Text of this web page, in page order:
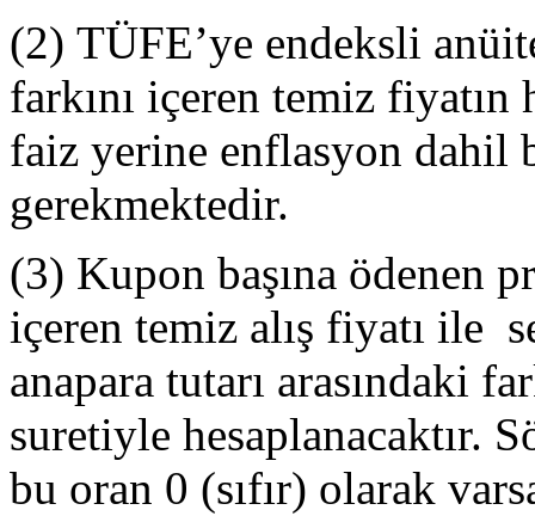
(2) TÜFE’ye endeksli
farkını içeren temiz fiyatın
faiz yerine enflasyon dahil
gerekmektedir.
(3) Kupon başına ödenen
içeren temiz alış fiyatı ile
anapara tutarı arasındaki
suretiyle hesaplanacaktır.
bu oran 0 (sıfır) olarak